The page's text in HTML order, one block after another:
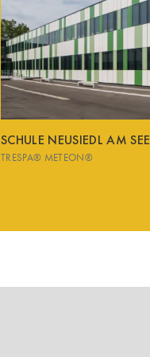
SCHULE NEUSIEDL AM SEE
TRESPA® METEON®